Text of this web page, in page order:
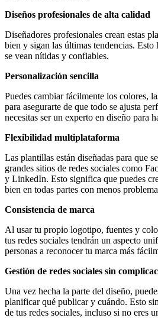
Diseños profesionales de alta calidad
Diseñadores profesionales crean estas
bien y sigan las últimas tendencias. Esto
se vean nítidas y confiables.
Personalización sencilla
Puedes cambiar fácilmente los colores,
para asegurarte de que todo se ajusta
necesitas ser un experto en diseño para
Flexibilidad multiplataforma
Las plantillas están diseñadas para que
grandes sitios de redes sociales como
y LinkedIn. Esto significa que puedes
bien en todas partes con menos
Consistencia de marca
Al usar tu propio logotipo, fuentes y
tus redes sociales tendrán un aspecto
personas a reconocer tu marca más
Gestión de redes sociales sin
Una vez hecha la parte del diseño,
planificar qué publicar y cuándo. Esto
de tus redes sociales, incluso si no eres